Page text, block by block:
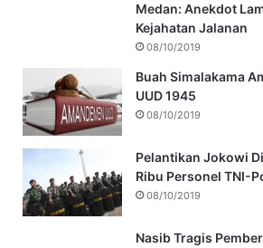
Medan: Anekdot
Kejahatan Jalanan
08/10/2019
Buah Simalakama
UUD 1945
08/10/2019
Pelantikan Jokowi
Ribu Personel TNI-
08/10/2019
Nasib Tragis